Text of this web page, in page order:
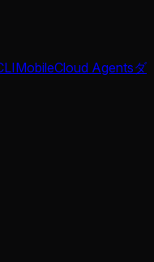
MobileCloud Agentsダ